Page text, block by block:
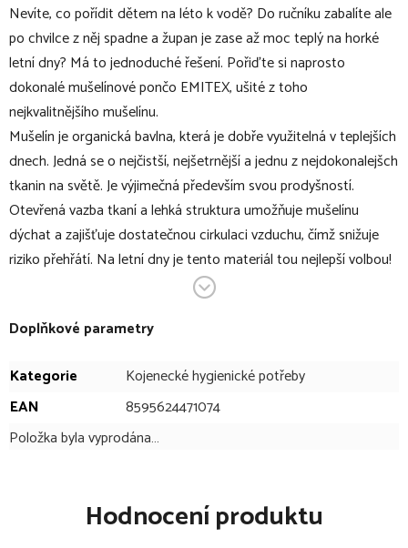
Nevíte, co pořídit dětem na léto k vodě? Do ručníku zabalíte ale
po chvilce z něj spadne a župan je zase až moc teplý na horké
letní dny? Má to jednoduché řešení. Pořiďte si naprosto
dokonalé mušelínové pončo EMITEX, ušité z toho
nejkvalitnějšího mušelínu.
Mušelín je organická bavlna, která je dobře využitelná v teplejších
dnech. Jedná se o nejčistší, nejšetrnější a jednu z nejdokonalejšch
tkanin na světě. Je výjimečná především svou prodyšností.
Otevřená vazba tkaní a lehká struktura umožňuje mušelínu
dýchat a zajišťuje dostatečnou cirkulaci vzduchu, čímž snižuje
riziko přehřátí. Na letní dny je tento materiál tou nejlepší volbou!
lehké a prodyšné
otevřená vazba tkaní a lehká struktura zajišťuje
mušelín není nutné žehlit, postačí ho nechat volně schnout,
perte na 30°C pracími prášky šetrnými k barvám
Doplňkové parametry
Kategorie
Kojenecké hygienické potřeby
EAN
8595624471074
Položka byla vyprodána…
Hodnocení produktu